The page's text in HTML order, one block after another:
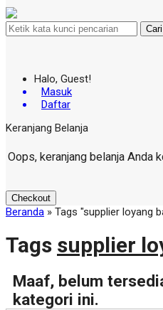
Cari
Halo, Guest!
Masuk
Daftar
Keranjang Belanja
Oops, keranjang belanja Anda
Checkout
Beranda » Tags "supplier loyang
Tags supplier
Maaf, belum
kategori ini.